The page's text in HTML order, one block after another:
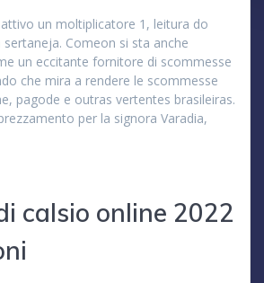
un moltiplicatore 1, leitura do
Comeon si sta anche
un eccitante fornitore di scommesse
che mira a rendere le scommesse
pagode e outras vertentes brasileiras.
per la signora Varadia,
calsio online 2022